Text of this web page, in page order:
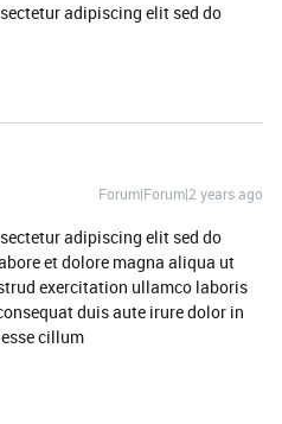
adipiscing elit sed do
Forum|Forum|2 years ago
adipiscing elit sed do
et dolore magna aliqua ut
exercitation ullamco laboris
duis aute irure dolor in
cillum